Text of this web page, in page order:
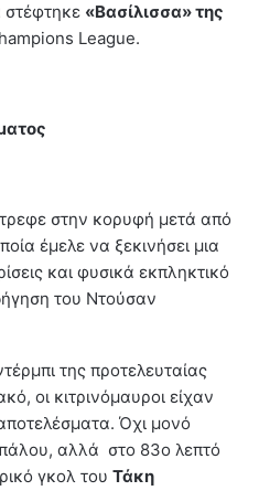
στέφτηκε «Βασίλισσα» της
League.
στην κορυφή μετά από
έμελε να ξεκινήσει μια
και φυσικά εκπληκτικό
του Ντούσαν
της προτελευταίας
οι κιτρινόμαυροι είχαν
Όχι μονό
αλλά στο 83ο λεπτό
γκολ του Τάκη